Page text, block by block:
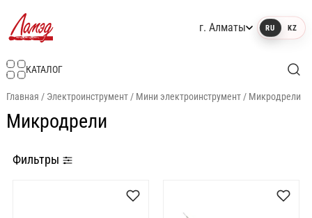
г. Алматы RU KZ
КАТАЛОГ
Главная / Электроинструмент/ Мини электроинструмент/ Микродрели
Микродрели
Фильтры